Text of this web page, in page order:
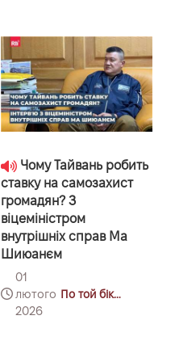
Чому Тайвань робить
ставку на самозахист
громадян? З
віцеміністром
внутрішніх справ Ма
Шиюанєм
01
лютого
2026
По той бік